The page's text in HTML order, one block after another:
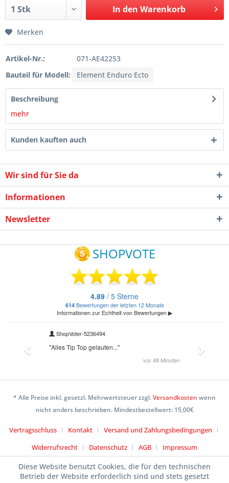
In den Warenkorb
Merken
Artikel-Nr.:
071-AE42253
Bauteil für Modell:
Element Enduro Ecto
Beschreibung
mehr
Kunden kauften auch
Wir sind für Sie da
Informationen
Newsletter
* Alle Preise inkl. gesetzl. Mehrwertsteuer zzgl.Versandkosten wenn
nicht anders beschrieben. Mindestbestellwert: 15,00€
Vertragsschluss Kontakt
Versand und Zahlungsbedingungen
Widerrufsrecht
Datenschutz AGB Impressum
Diese Website benutzt Cookies, die für den technischen
Betrieb der Website erforderlich sind und stets gesetzt